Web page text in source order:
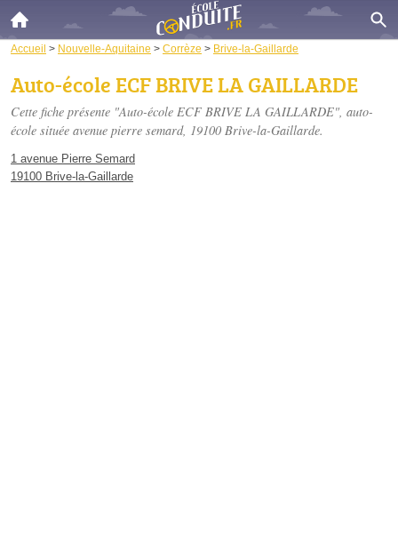
Accueil > Nouvelle-Aquitaine > Corrèze > Brive-la-Gaillarde
Auto-école ECF BRIVE LA GAILLARDE
Cette fiche présente "Auto-école ECF BRIVE LA GAILLARDE", auto-
école située avenue pierre semard, 19100 Brive-la-Gaillarde.
1 avenue Pierre Semard
19100 Brive-la-Gaillarde